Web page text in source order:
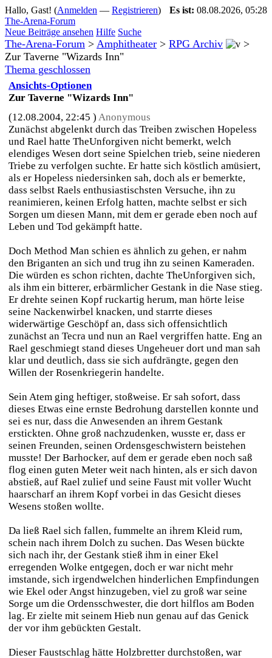
Es ist: 08.08.2026, 05:28
Hallo, Gast! (Anmelden — Registrieren)
The-Arena-Forum
Neue Beiträge ansehen Hilfe Suche
The-Arena-Forum > Amphitheater > RPG Archiv
>
Zur Taverne "Wizards Inn"
Thema geschlossen
Ansichts-Optionen
Zur Taverne "Wizards Inn"
(12.08.2004, 22:45 ) Anonymous
Zunächst abgelenkt durch das Treiben zwischen Hopeless
und Rael hatte TheUnforgiven nicht bemerkt, welch
elendiges Wesen dort seine Spielchen trieb, seine niederen
Triebe zu verfolgen suchte. Er hatte sich köstlich amüsiert,
als er Hopeless niedersinken sah, doch als er bemerkte,
dass selbst Raels enthusiastischsten Versuche, ihn zu
reanimieren, keinen Erfolg hatten, machte selbst er sich
Sorgen um diesen Mann, mit dem er gerade eben noch auf
Leben und Tod gekämpft hatte.
Doch Method Man schien es ähnlich zu gehen, er nahm
den Briganten an sich und trug ihn zu seinen Kameraden.
Die würden es schon richten, dachte TheUnforgiven sich,
als ihm ein bitterer, erbärmlicher Gestank in die Nase stieg.
Er drehte seinen Kopf ruckartig herum, man hörte leise
seine Nackenwirbel knacken, und starrte dieses
widerwärtige Geschöpf an, dass sich offensichtlich
zunächst an Tecra und nun an Rael vergriffen hatte. Eng an
Rael geschmiegt stand dieses Ungeheuer dort und man sah
klar und deutlich, dass sie sich aufdrängte, gegen den
Willen der Rosenkriegerin handelte.
Sein Atem ging heftiger, stoßweise. Er sah sofort, dass
dieses Etwas eine ernste Bedrohung darstellen konnte und
sei es nur, dass die Anwesenden an ihrem Gestank
erstickten. Ohne groß nachzudenken, wusste er, dass er
seinen Freunden, seinen Ordensgeschwistern beistehen
musste! Der Barhocker, auf dem er gerade eben noch saß
flog einen guten Meter weit nach hinten, als er sich davon
abstieß, auf Rael zulief und seine Faust mit voller Wucht
haarscharf an ihrem Kopf vorbei in das Gesicht dieses
Wesens stoßen wollte.
Da ließ Rael sich fallen, fummelte an ihrem Kleid rum,
schein nach ihrem Dolch zu suchen. Das Wesen bückte
sich nach ihr, der Gestank stieß ihm in einer Ekel
erregenden Wolke entgegen, doch er war nicht mehr
imstande, sich irgendwelchen hinderlichen Empfindungen
wie Ekel oder Angst hinzugeben, viel zu groß war seine
Sorge um die Ordensschwester, die dort hilflos am Boden
lag. Er zielte mit seinem Hieb nun genau auf das Genick
der vor ihm gebückten Gestalt.
Dieser Faustschlag hätte Holzbretter durchstoßen, war